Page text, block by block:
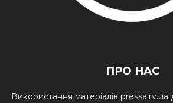
ПРО НАС
Використання матеріалів